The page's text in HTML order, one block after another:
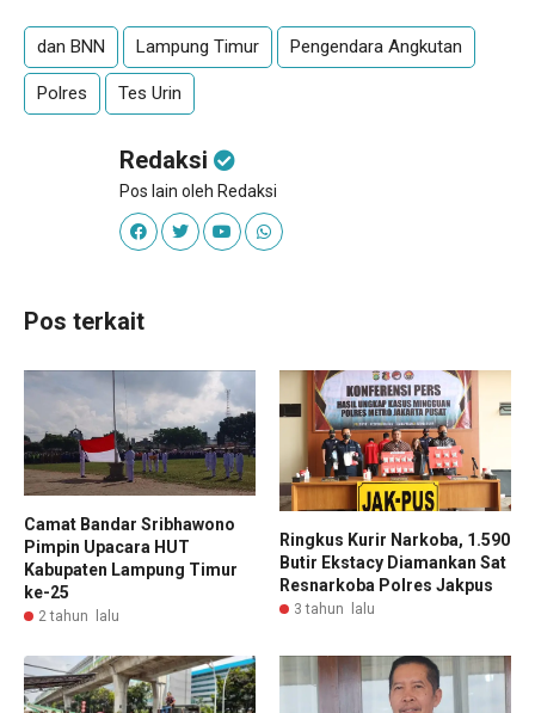
dan BNN Lampung Timur Pengendara Angkutan
Polres Tes Urin
Redaksi
Pos lain oleh Redaksi
Pos terkait
Camat Bandar Sribhawono
Pimpin Upacara HUT
Kabupaten Lampung Timur
ke-25
2 tahun lalu
Ringkus Kurir Narkoba, 1.590
Butir Ekstacy Diamankan Sat
Resnarkoba Polres Jakpus
3 tahun lalu